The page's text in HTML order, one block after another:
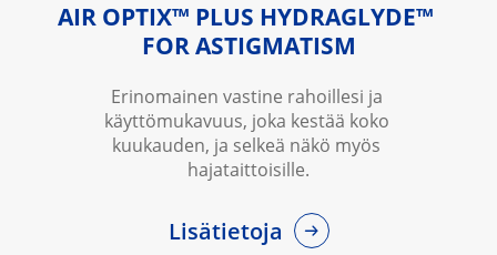
AIR OPTIX™ PLUS HYDRAGLYDE™
FOR ASTIGMATISM
Erinomainen vastine rahoillesi ja
käyttömukavuus, joka kestää koko
kuukauden, ja selkeä näkö myös
hajataittoisille.
Lisätietoja